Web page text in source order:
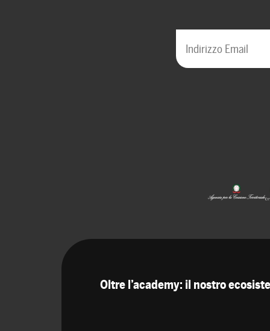
Oltre l’academy: il nostro